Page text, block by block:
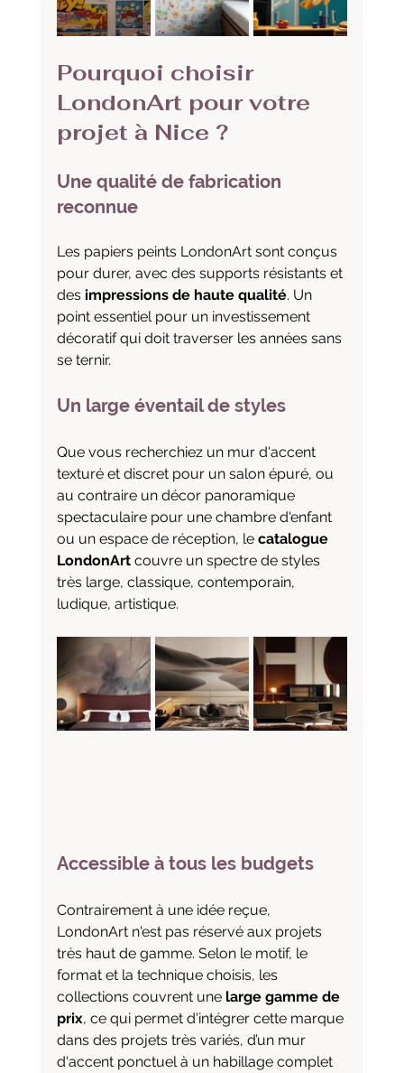
Pourquoi choisir
LondonArt pour votre
projet à Nice ?
Une qualité de fabrication
reconnue
Les papiers peints LondonArt sont conçus
pour durer, avec des supports résistants et
des impressions de haute qualité. Un
point essentiel pour un investissement
décoratif qui doit traverser les années sans
se ternir.
Un large éventail de styles
Que vous recherchiez un mur d'accent
texturé et discret pour un salon épuré, ou
au contraire un décor panoramique
spectaculaire pour une chambre d'enfant
ou un espace de réception, le catalogue
LondonArt couvre un spectre de styles
très large, classique, contemporain,
ludique, artistique.
Accessible à tous les budgets
Contrairement à une idée reçue,
LondonArt n'est pas réservé aux projets
très haut de gamme. Selon le motif, le
format et la technique choisis, les
collections couvrent une large gamme de
prix, ce qui permet d'intégrer cette marque
dans des projets très variés, d’un mur
d'accent ponctuel à un habillage complet